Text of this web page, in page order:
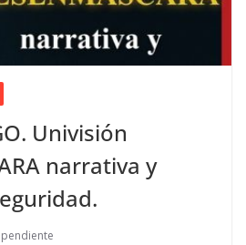
Univisión
narrativa y